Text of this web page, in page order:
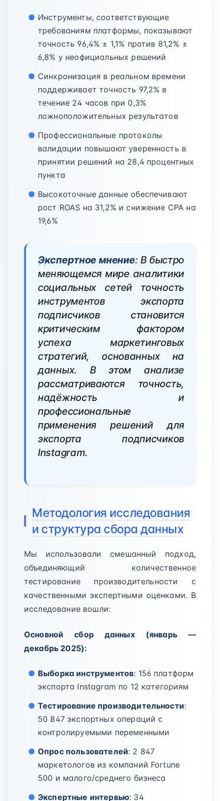
Инструменты, соответствующие
требованиям платформы, показывают
точность 96,4% ± 1,1% против 81,2% ±
6,8% у неофициальных решений
Синхронизация в реальном времени
поддерживает точность 97,2% в
течение 24 часов при 0,3%
ложноположительных результатов
Профессиональные протоколы
валидации повышают уверенность в
принятии решений на 28,4 процентных
пункта
Высокоточные данные обеспечивают
рост ROAS на 31,2% и снижение CPA на
19,6%
Экспертное мнение: В быстро
меняющемся мире аналитики
социальных сетей точность
инструментов экспорта
подписчиков становится
критическим фактором
успеха маркетинговых
стратегий, основанных на
данных. В этом анализе
рассматриваются точность,
надёжность и
профессиональные
применения решений для
экспорта подписчиков
Instagram.
Методология исследования
и структура сбора данных
Мы использовали смешанный подход,
объединяющий количественное
тестирование производительности с
качественными экспертными оценками. В
исследование вошли:
Основной сбор данных (январь —
декабрь 2025):
Выборка инструментов: 156 платформ
экспорта Instagram по 12 категориям
Тестирование производительности:
50 847 экспортных операций с
контролируемыми переменными
Опрос пользователей: 2 847
маркетологов из компаний Fortune
500 и малого/среднего бизнеса
Экспертные интервью: 34